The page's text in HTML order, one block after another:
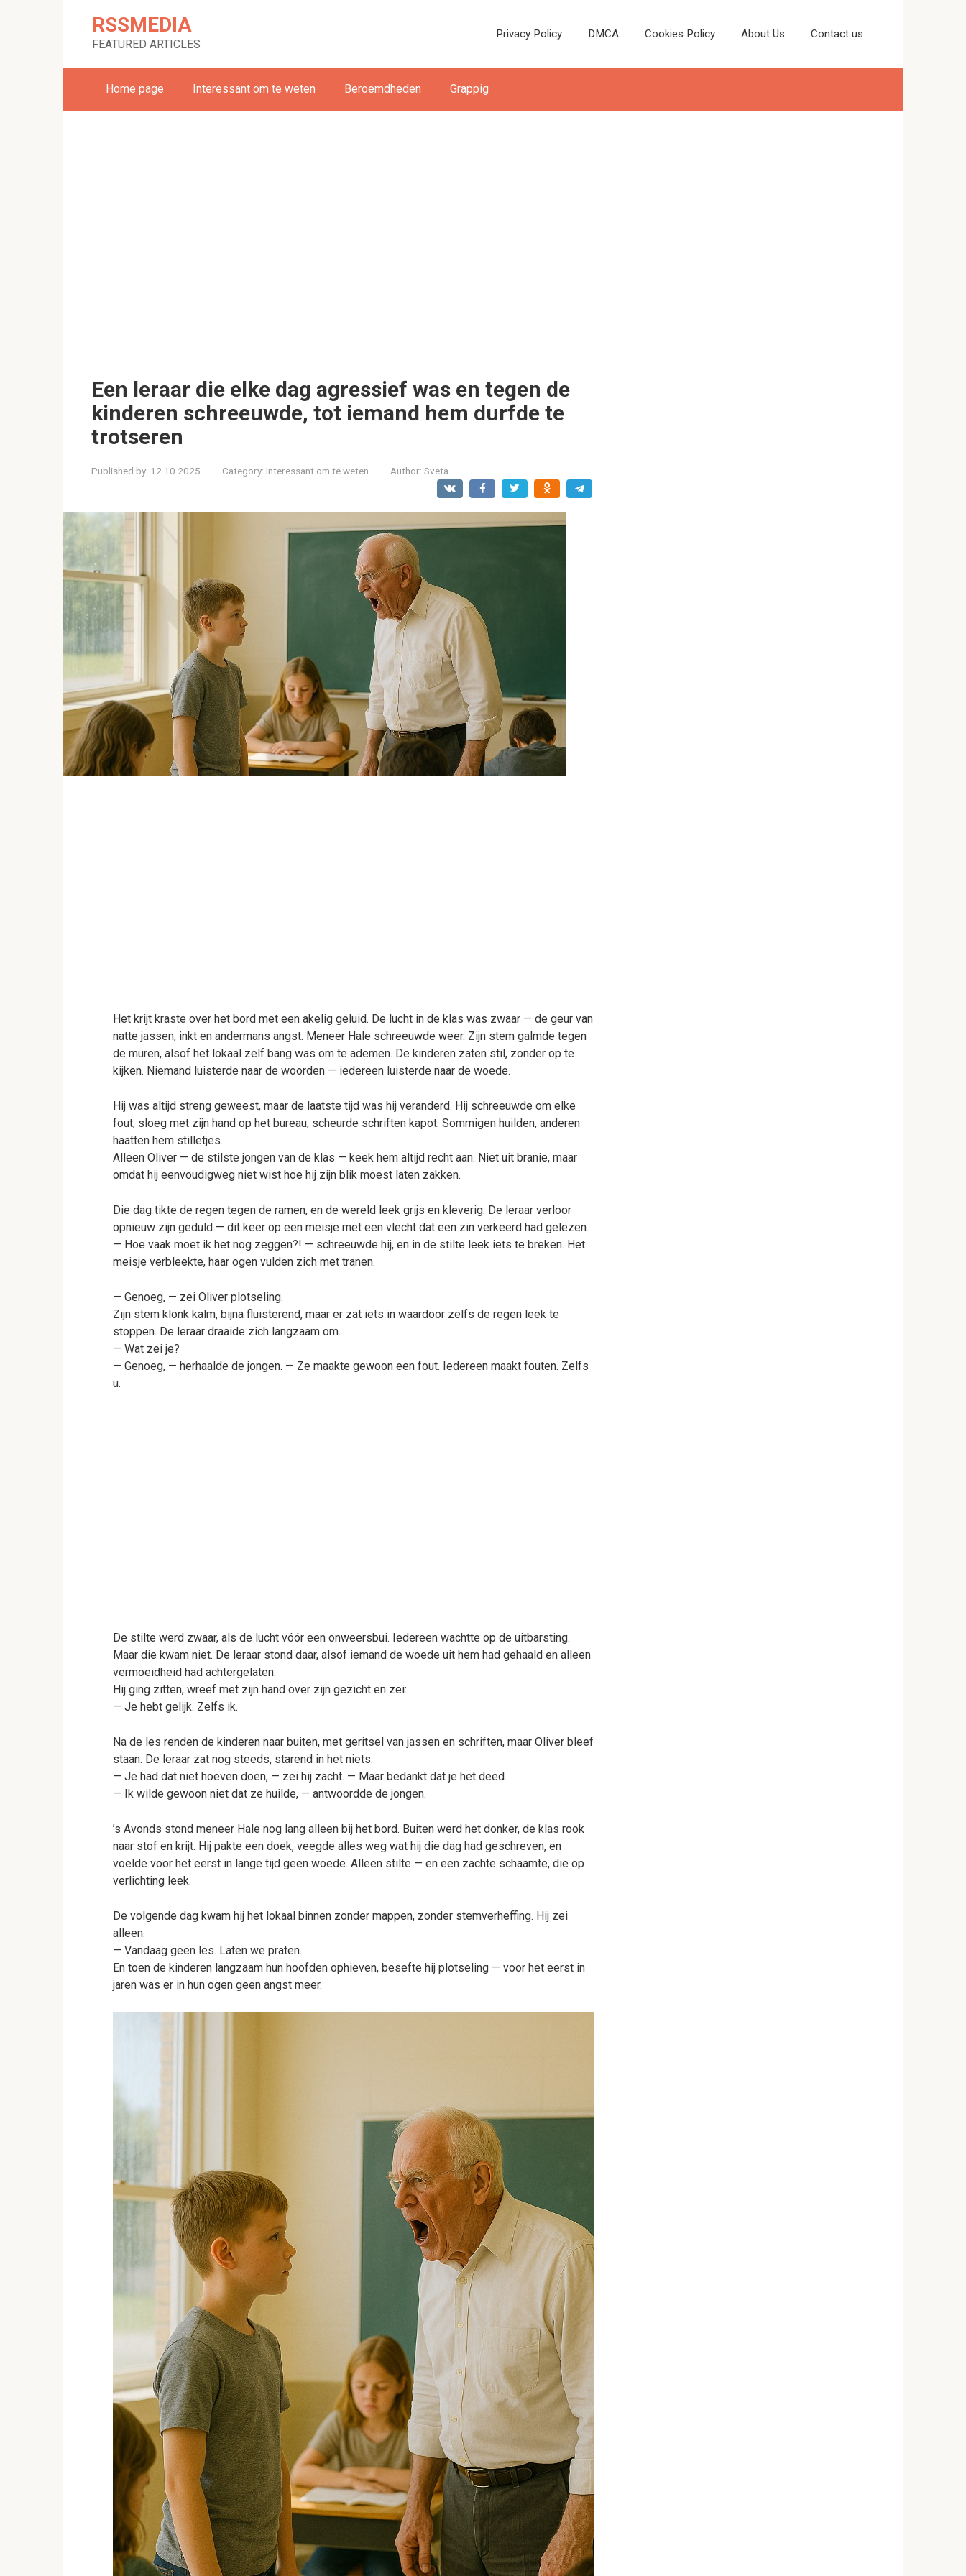
RSSMEDIA
FEATURED ARTICLES
Privacy Policy DMCA Cookies Policy About Us Contact us
Home page Interessant om te weten Beroemdheden Grappig
Een leraar die elke dag agressief was en tegen de
kinderen schreeuwde, tot iemand hem durfde te
trotseren
Published by: 12.10.2025 Category: Interessant om te weten Author: Sveta
Het krijt kraste over het bord met een akelig geluid. De lucht in de klas was zwaar — de geur van
natte jassen, inkt en andermans angst. Meneer Hale schreeuwde weer. Zijn stem galmde tegen
de muren, alsof het lokaal zelf bang was om te ademen. De kinderen zaten stil, zonder op te
kijken. Niemand luisterde naar de woorden — iedereen luisterde naar de woede.
Hij was altijd streng geweest, maar de laatste tijd was hij veranderd. Hij schreeuwde om elke
fout, sloeg met zijn hand op het bureau, scheurde schriften kapot. Sommigen huilden, anderen
haatten hem stilletjes.
Alleen Oliver — de stilste jongen van de klas — keek hem altijd recht aan. Niet uit branie, maar
omdat hij eenvoudigweg niet wist hoe hij zijn blik moest laten zakken.
Die dag tikte de regen tegen de ramen, en de wereld leek grijs en kleverig. De leraar verloor
opnieuw zijn geduld — dit keer op een meisje met een vlecht dat een zin verkeerd had gelezen.
— Hoe vaak moet ik het nog zeggen?! — schreeuwde hij, en in de stilte leek iets te breken. Het
meisje verbleekte, haar ogen vulden zich met tranen.
— Genoeg, — zei Oliver plotseling.
Zijn stem klonk kalm, bijna fluisterend, maar er zat iets in waardoor zelfs de regen leek te
stoppen. De leraar draaide zich langzaam om.
— Wat zei je?
— Genoeg, — herhaalde de jongen. — Ze maakte gewoon een fout. Iedereen maakt fouten. Zelfs
u.
De stilte werd zwaar, als de lucht vóór een onweersbui. Iedereen wachtte op de uitbarsting.
Maar die kwam niet. De leraar stond daar, alsof iemand de woede uit hem had gehaald en alleen
vermoeidheid had achtergelaten.
Hij ging zitten, wreef met zijn hand over zijn gezicht en zei:
— Je hebt gelijk. Zelfs ik.
Na de les renden de kinderen naar buiten, met geritsel van jassen en schriften, maar Oliver bleef
staan. De leraar zat nog steeds, starend in het niets.
— Je had dat niet hoeven doen, — zei hij zacht. — Maar bedankt dat je het deed.
— Ik wilde gewoon niet dat ze huilde, — antwoordde de jongen.
’s Avonds stond meneer Hale nog lang alleen bij het bord. Buiten werd het donker, de klas rook
naar stof en krijt. Hij pakte een doek, veegde alles weg wat hij die dag had geschreven, en
voelde voor het eerst in lange tijd geen woede. Alleen stilte — en een zachte schaamte, die op
verlichting leek.
De volgende dag kwam hij het lokaal binnen zonder mappen, zonder stemverheffing. Hij zei
alleen:
— Vandaag geen les. Laten we praten.
En toen de kinderen langzaam hun hoofden ophieven, besefte hij plotseling — voor het eerst in
jaren was er in hun ogen geen angst meer.